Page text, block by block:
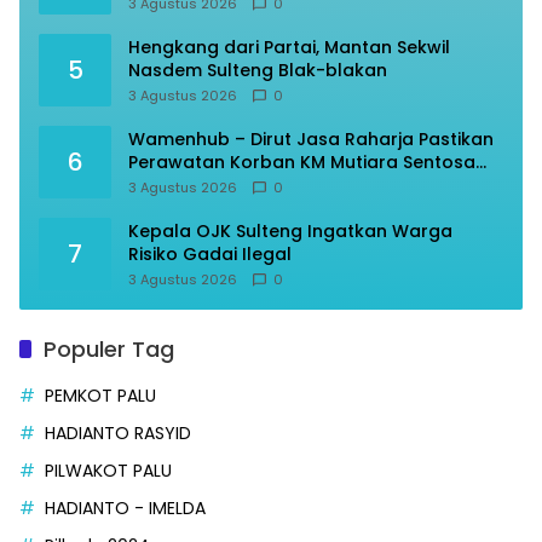
3 Agustus 2026 0
5
Hengkang dari Partai, Mantan Sekwil
Nasdem Sulteng Blak-blakan
3 Agustus 2026 0
6
Wamenhub – Dirut Jasa Raharja Pastikan
Perawatan Korban KM Mutiara Sentosa
Optimal
3 Agustus 2026 0
7
Kepala OJK Sulteng Ingatkan Warga
Risiko Gadai Ilegal
3 Agustus 2026 0
Populer Tag
PEMKOT PALU
HADIANTO RASYID
PILWAKOT PALU
HADIANTO - IMELDA